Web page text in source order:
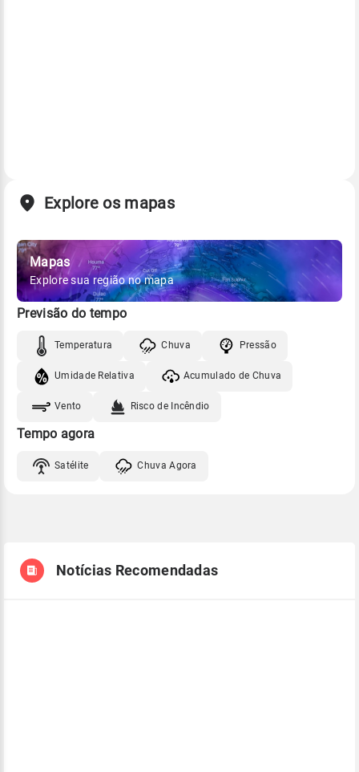
Explore os mapas
Mapas
Explore sua região no mapa
Previsão do tempo
Temperatura Chuva Pressão
Umidade Relativa Acumulado de Chuva
Vento Risco de Incêndio
Tempo agora
Satélite Chuva Agora
Notícias Recomendadas